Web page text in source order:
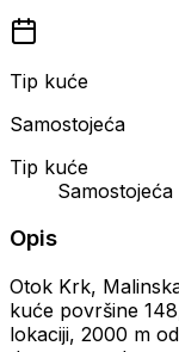
Tip kuće
Samostojeća
Tip kuće
Samostojeća
Opis
Otok Krk,
kuće površine
lokaciji, 2000 m